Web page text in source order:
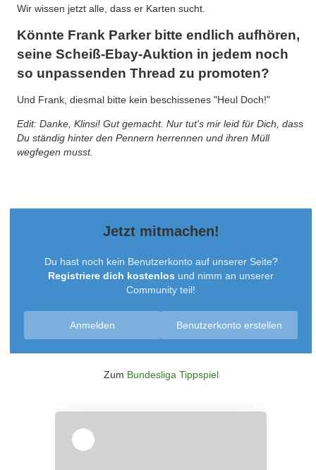
Wir wissen jetzt alle, dass er Karten sucht.
Könnte Frank Parker bitte endlich aufhören,
seine Scheiß-Ebay-Auktion in jedem noch
so unpassenden Thread zu promoten?
Und Frank, diesmal bitte kein beschissenes "Heul Doch!"
Edit: Danke, Klinsi! Gut gemacht. Nur tut's mir leid für Dich, dass
Du ständig hinter den Pennern herrennen und ihren Müll
wegfegen musst.
Jetzt mitmachen!
Du hast noch kein Benutzerkonto auf unserer Seite?
Registriere dich kostenlos und nimm an unserer
Community teil!
Benutzerkonto erstellen
Anmelden
Zum Bundesliga Tippspiel